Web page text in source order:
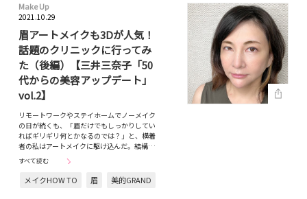
Make Up
2021.10.29
眉アートメイクも3Dが人気！
話題のクリニックに行ってみ
た（後編）【三井三奈子「50
代からの美容アップデート」
vol.2】
リモートワークやステイホームでノーメイク
の日が続くも、「眉だけでもしっかりしてい
ればギリギリ何とかなるのでは？」と、横着
者の私はアートメイクに駆け込んだ。結構…
すべて読む
メイクHOW TO 眉 美的GRAND